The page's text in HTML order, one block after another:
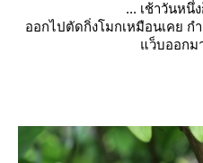
... เช้าวันหนึ่
ออกไปตัดกิ่งโมกเหมือนเคย ก
ว็บออกม